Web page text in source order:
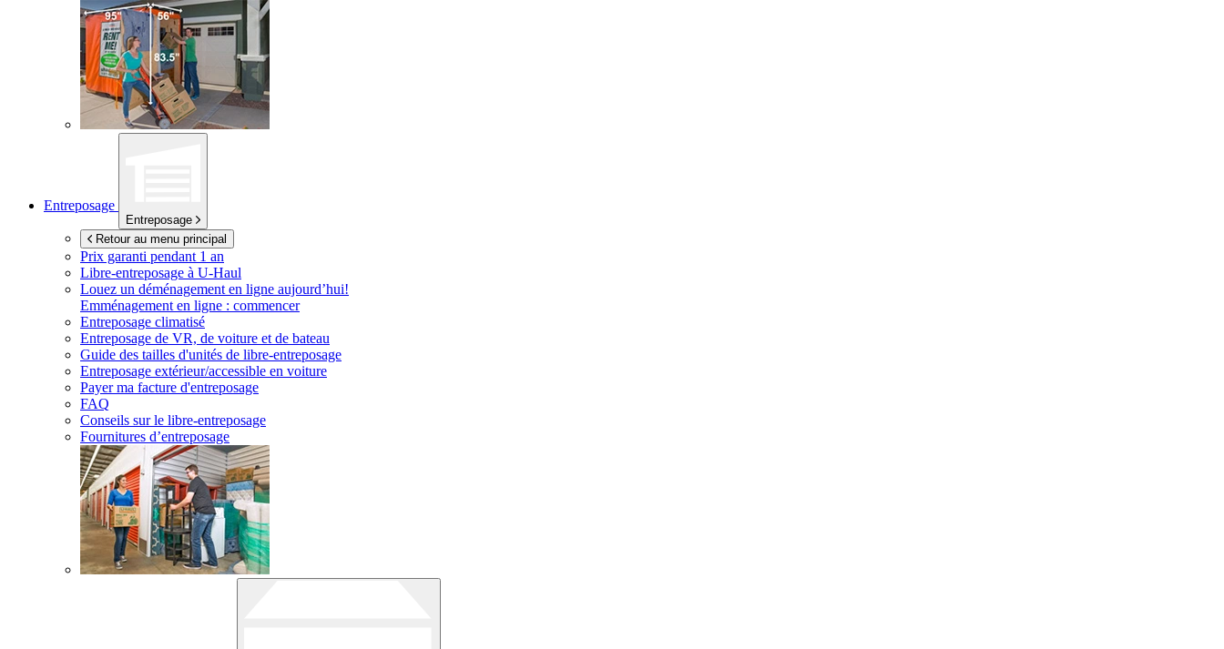
Entreposage
Entreposage
Retour au menu principal
Prix garanti pendant 1 an
Libre-entreposage à U-Haul
Louez un déménagement en ligne aujourd’hui!
Emménagement en ligne : commencer
Entreposage climatisé
Entreposage de VR, de voiture et de bateau
Guide des tailles d'unités de libre-entreposage
Entreposage extérieur/accessible en voiture
Payer ma facture d'entreposage
FAQ
Conseils sur le libre-entreposage
Fournitures d’entreposage